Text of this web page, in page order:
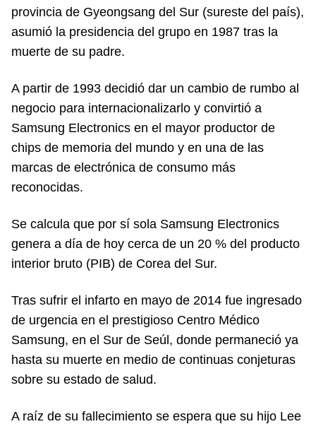
provincia de Gyeongsang del Sur (sureste del país),
asumió la presidencia del grupo en 1987 tras la
muerte de su padre.
A partir de 1993 decidió dar un cambio de rumbo al
negocio para internacionalizarlo y convirtió a
Samsung Electronics en el mayor productor de
chips de memoria del mundo y en una de las
marcas de electrónica de consumo más
reconocidas.
Se calcula que por sí sola Samsung Electronics
genera a día de hoy cerca de un 20 % del producto
interior bruto (PIB) de Corea del Sur.
Tras sufrir el infarto en mayo de 2014 fue ingresado
de urgencia en el prestigioso Centro Médico
Samsung, en el Sur de Seúl, donde permaneció ya
hasta su muerte en medio de continuas conjeturas
sobre su estado de salud.
A raíz de su fallecimiento se espera que su hijo Lee